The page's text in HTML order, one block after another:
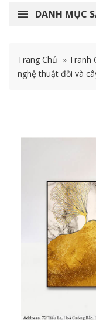
DANH MỤC
Trang Chủ » Tranh
nghệ thuật đồi và